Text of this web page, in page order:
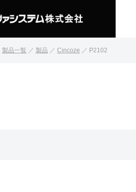
製品一覧 ／ 製品 ／ Cincoze ／ P2102